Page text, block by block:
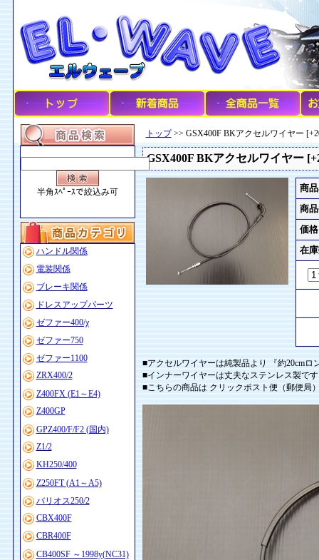
半角ｽﾍﾟｰｽで絞込み可
ハンドル関係
電装関係
ブレーキ関係
ドレスアップパーツ
ゼファー400/χ
ゼファー750
ゼファー1100
ZRX400/2
Z400FX (E1～E4)
Z400GP
GPZ400/F/F2 (国内)
Z1/2
KH250/400
Z250FT (A1～A5)
バリオス250/2
CBX400F
CBR400F
CB400SF ～1998y(NC31)
トップ>> GSX400F BKアクセルワイヤー
GSX400F BKアクセルワイヤー
商
商
価格
在
■アクセルワイヤーは純製品より 『約20cmロ
■インナーワイヤーは丈夫なステンレス製で
■こちらの商品は クリックポスト便（郵便局